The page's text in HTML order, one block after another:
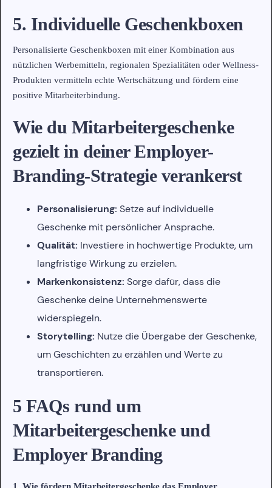
5. Individuelle Geschenkboxen
Personalisierte Geschenkboxen mit einer Kombination aus
nützlichen Werbemitteln, regionalen Spezialitäten oder Wellness-
Produkten vermitteln echte Wertschätzung und fördern eine
positive Mitarbeiterbindung.
Wie du Mitarbeitergeschenke
gezielt in deiner Employer-
Branding-Strategie verankerst
Personalisierung: Setze auf individuelle
Geschenke mit persönlicher Ansprache.
Qualität: Investiere in hochwertige Produkte, um
langfristige Wirkung zu erzielen.
Markenkonsistenz: Sorge dafür, dass die
Geschenke deine Unternehmenswerte
widerspiegeln.
Storytelling: Nutze die Übergabe der Geschenke,
um Geschichten zu erzählen und Werte zu
transportieren.
5 FAQs rund um
Mitarbeitergeschenke und
Employer Branding